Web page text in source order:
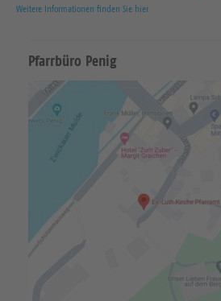
Weitere Informationen finden Sie hier
Pfarrbüro Penig